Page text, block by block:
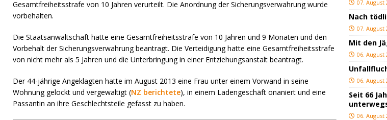
Gesamtfreiheitsstrafe von 10 Jahren verurteilt. Die Anordnung der Sicherungsverwahrung wurde
vorbehalten.
Die Staatsanwaltschaft hatte eine Gesamtfreiheitsstrafe von 10 Jahren und 9 Monaten und den
Vorbehalt der Sicherungsverwahrung beantragt. Die Verteidigung hatte eine Gesamtfreiheitsstrafe
von nicht mehr als 5 Jahren und die Unterbringung in einer Entziehungsanstalt beantragt.
Der 44-jährige Angeklagten hatte im August 2013 eine Frau unter einem Vorwand in seine
Wohnung gelockt und vergewaltigt (NZ berichtete), in einem Ladengeschäft onaniert und eine
Passantin an ihre Geschlechtsteile gefasst zu haben.
07. August
Nach
07. August
Mit den
06. August
06. August
Seit 66
06. August